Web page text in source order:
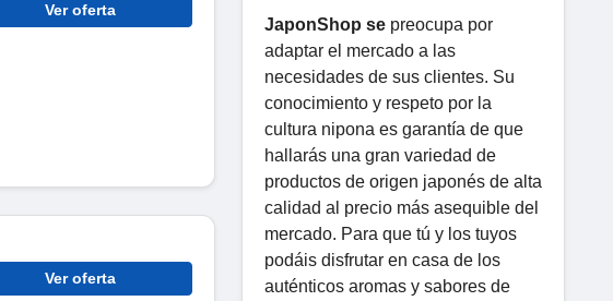
Ver oferta
Ver oferta
JaponShop se preocupa por
adaptar el mercado a las
necesidades de sus clientes. Su
conocimiento y respeto por la
cultura nipona es garantía de que
hallarás una gran variedad de
productos de origen japonés de alta
calidad al precio más asequible del
mercado. Para que tú y los tuyos
podáis disfrutar en casa de los
auténticos aromas y sabores de